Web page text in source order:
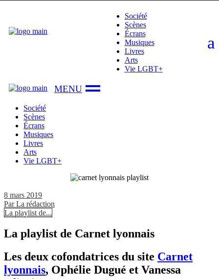
the
content
Société
Scènes
Écrans
Musiques
Livres
Arts
Vie LGBT+
Société
Scènes
Écrans
Musiques
Livres
Arts
Vie LGBT+
8 mars 2019
ParLa rédaction
La playlist de...
La playlist de Carnet lyonnais
Les deux cofondatrices du site Carnet
lyonnais, Ophélie Dugué et Vanessa